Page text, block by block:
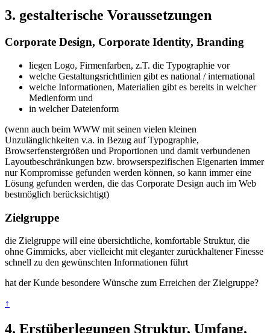
3. gestalterische Voraussetzungen
Corporate Design, Corporate Identity, Branding
liegen Logo, Firmenfarben, z.T. die Typographie vor
welche Gestaltungsrichtlinien gibt es national / international
welche Informationen, Materialien gibt es bereits in welcher
Medienform und
in welcher Dateienform
(wenn auch beim WWW mit seinen vielen kleinen
Unzulänglichkeiten v.a. in Bezug auf Typographie,
Browserfenstergrößen und Proportionen und damit verbundenen
Layoutbeschränkungen bzw. browserspezifischen Eigenarten immer
nur Kompromisse gefunden werden können, so kann immer eine
Lösung gefunden werden, die das Corporate Design auch im Web
bestmöglich berücksichtigt)
Zielgruppe
die Zielgruppe will eine übersichtliche, komfortable Struktur, die
ohne Gimmicks, aber vielleicht mit eleganter zurückhaltener Finesse
schnell zu den gewünschten Informationen führt
hat der Kunde besondere Wünsche zum Erreichen der Zielgruppe?
↑
4. Erstüberlegungen Struktur, Umfang,